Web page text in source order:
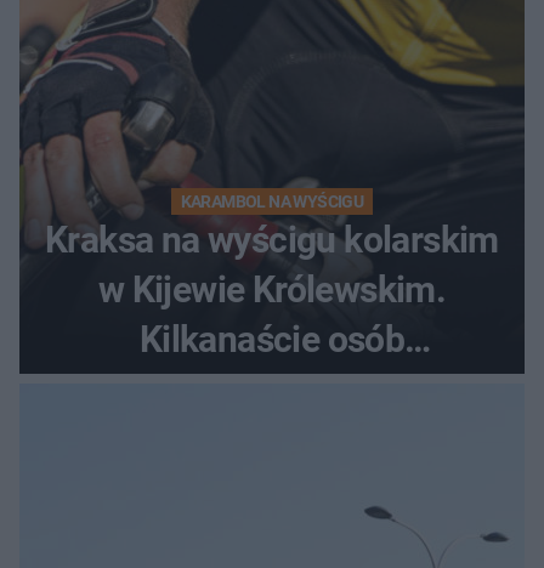
KARAMBOL NA WYŚCIGU
Kraksa na wyścigu kolarskim
w Kijewie Królewskim.
Kilkanaście osób
poszkodowanych, lądował